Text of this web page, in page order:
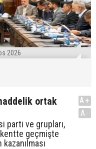
2026
ortak
parti ve grupları,
geçmişte
A+
A-